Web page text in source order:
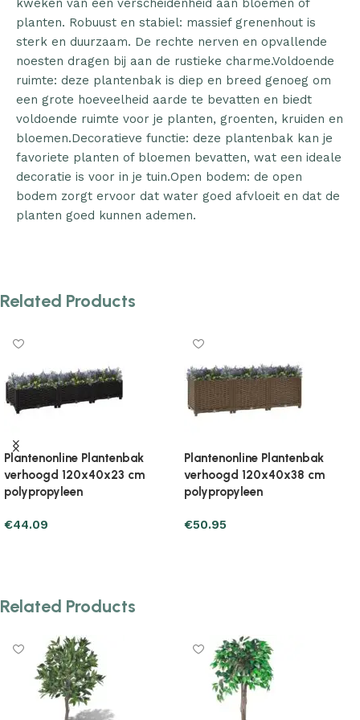
kweken van een verscheidenheid aan bloemen of
planten. Robuust en stabiel: massief grenenhout is
sterk en duurzaam. De rechte nerven en opvallende
noesten dragen bij aan de rustieke charme.Voldoende
ruimte: deze plantenbak is diep en breed genoeg om
een grote hoeveelheid aarde te bevatten en biedt
voldoende ruimte voor je planten, groenten, kruiden en
bloemen.Decoratieve functie: deze plantenbak kan je
favoriete planten of bloemen bevatten, wat een ideale
decoratie is voor in je tuin.Open bodem: de open
bodem zorgt ervoor dat water goed afvloeit en dat de
planten goed kunnen ademen.
Related Products
Plantenonline Plantenbak
verhoogd 120x40x38 cm
polypropyleen
€48.99
Plantenonline Plantenbak
verhoogd 120x40x71 cm
polypropyleen
€78.39
Related Products